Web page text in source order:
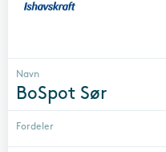
Navn
BoSpot Sør
Fordeler